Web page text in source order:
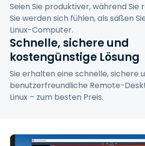
Seien Sie produktiver, während
Sie werden sich fühlen, als säßen
Linux-Computer.
Schnelle, sichere und
kostengünstige Lösung
Sie erhalten eine schnelle, sichere
benutzerfreundliche Remote-
Linux – zum besten Preis.